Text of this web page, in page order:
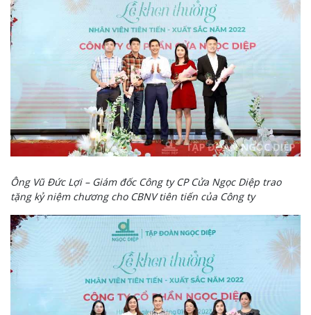
Ông Vũ Đức Lợi – Giám đốc Công ty CP Cửa Ngọc Diệp trao
tặng kỷ niệm chương cho CBNV tiên tiến của Công ty